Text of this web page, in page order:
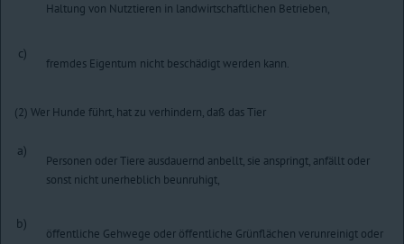
Haltung von Nutztieren in landwirtschaftlichen Betrieben,
c)
fremdes Eigentum nicht beschädigt werden kann.
(2) Wer Hunde führt, hat zu verhindern, daß das Tier
a)
Personen oder Tiere ausdauernd anbellt, sie anspringt, anfällt oder
sonst nicht unerheblich beunruhigt,
b)
öffentliche Gehwege oder öffentliche Grünflächen verunreinigt oder